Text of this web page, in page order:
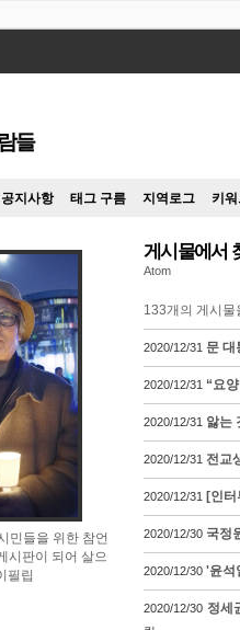
들
공지사항 태그 구름 지역로그 키
게시물에서
Atom
133개의 게시물
2020/12/31 문 대
2020/12/31 “요
2020/12/31 앓는
2020/12/31 전교
2020/12/31 [인터
2020/12/30 국정
2020/12/30 '윤석
2020/12/30 정세
민들을 위한 참언
시판이 되어 살으
필립